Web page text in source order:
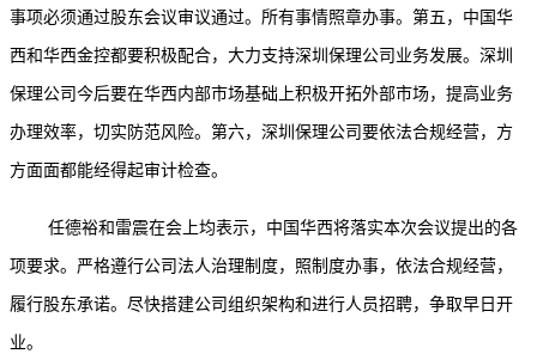
事项必须通过股东会议审议通过。所有事情照章办事。第五，中国华
西和华西金控都要积极配合，大力支持深圳保理公司业务发展。深圳
保理公司今后要在华西内部市场基础上积极开拓外部市场，提高业务
办理效率，切实防范风险。第六，深圳保理公司要依法合规经营，方
方面面都能经得起审计检查。
任德裕和雷震在会上均表示，中国华西将落实本次会议提出的各
项要求。严格遵行公司法人治理制度，照制度办事，依法合规经营，
履行股东承诺。尽快搭建公司组织架构和进行人员招聘，争取早日开
业。